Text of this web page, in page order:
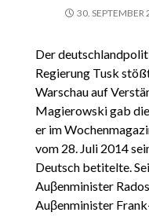
30. SEPTEMBER
Der
Regierung Tusk
Warschau auf
Magierowski gab
er im
vom 28. Juli 2014
Deutsch betitelte.
Auβenminister
Auβenminister